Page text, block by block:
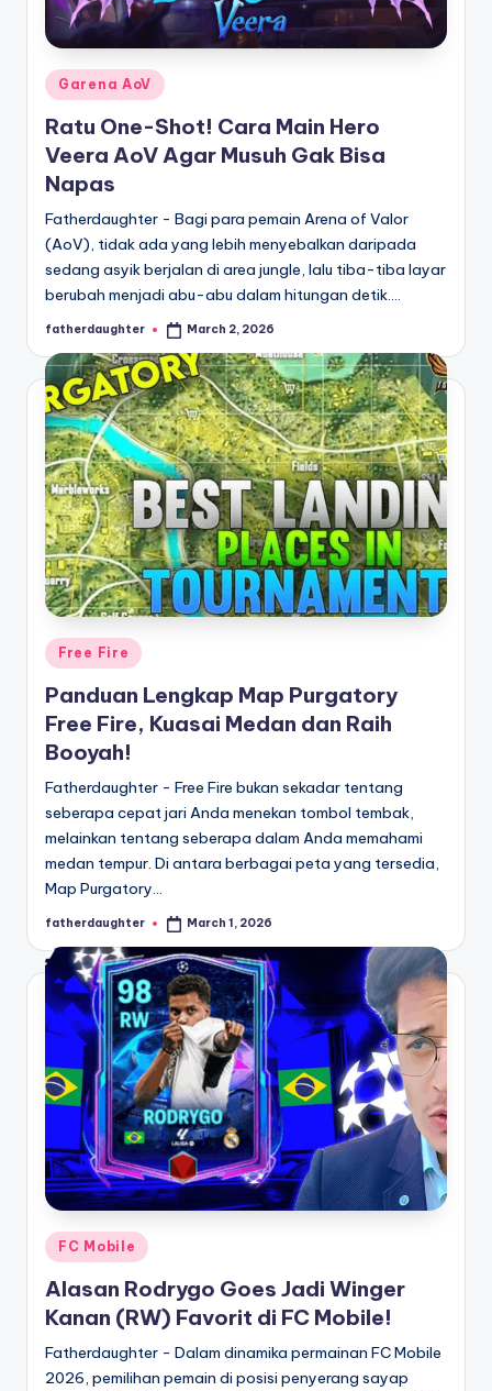
-
S
p
o
r
t
s
analisis,
dan
liputan
mendalam
seputar
dunia
e-
sport
kompetitif.
Posted
in
Garena AoV
Ratu One-Shot! Cara Main Hero
Veera AoV Agar Musuh Gak Bisa
Napas
Fatherdaughter - Bagi para pemain Arena of Valor
(AoV), tidak ada yang lebih menyebalkan daripada
sedang asyik berjalan di area jungle, lalu tiba-tiba layar
berubah menjadi abu-abu dalam hitungan detik.…
Posted
fatherdaughter March 2, 2026
Posted
in
Free Fire
Panduan Lengkap Map Purgatory
Free Fire, Kuasai Medan dan Raih
Booyah!
Fatherdaughter - Free Fire bukan sekadar tentang
seberapa cepat jari Anda menekan tombol tembak,
melainkan tentang seberapa dalam Anda memahami
medan tempur. Di antara berbagai peta yang tersedia,
Map Purgatory…
Posted
fatherdaughter March 1, 2026
Posted
FC Mobile
Alasan Rodrygo Goes Jadi Winger
Kanan (RW) Favorit di FC Mobile!
Fatherdaughter - Dalam dinamika permainan FC Mobile
2026, pemilihan pemain di posisi penyerang sayap